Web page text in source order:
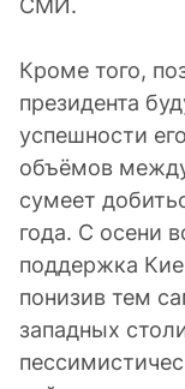
СМИ.
Кроме того,
президента
успешности
объёмов
сумеет
года. С осени
поддержка
понизив тем
западных